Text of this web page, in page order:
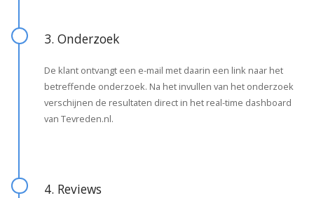
3. Onderzoek
De klant ontvangt een e-mail met daarin een link naar het
betreffende onderzoek. Na het invullen van het onderzoek
verschijnen de resultaten direct in het real-time dashboard
van Tevreden.nl.
4. Reviews